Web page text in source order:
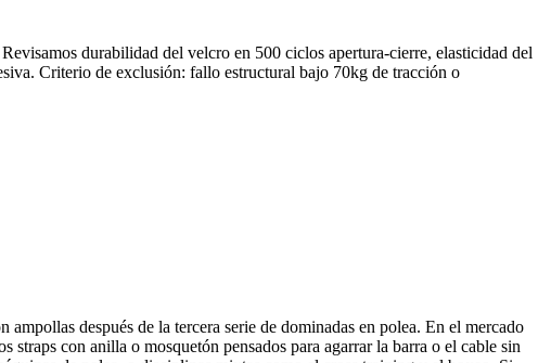
durabilidad del velcro en 500 ciclos apertura-cierre, elasticidad del
Criterio de exclusión: fallo estructural bajo 70kg de tracción o
después de la tercera serie de dominadas en polea. En el mercado
con anilla o mosquetón pensados para agarrar la barra o el cable sin